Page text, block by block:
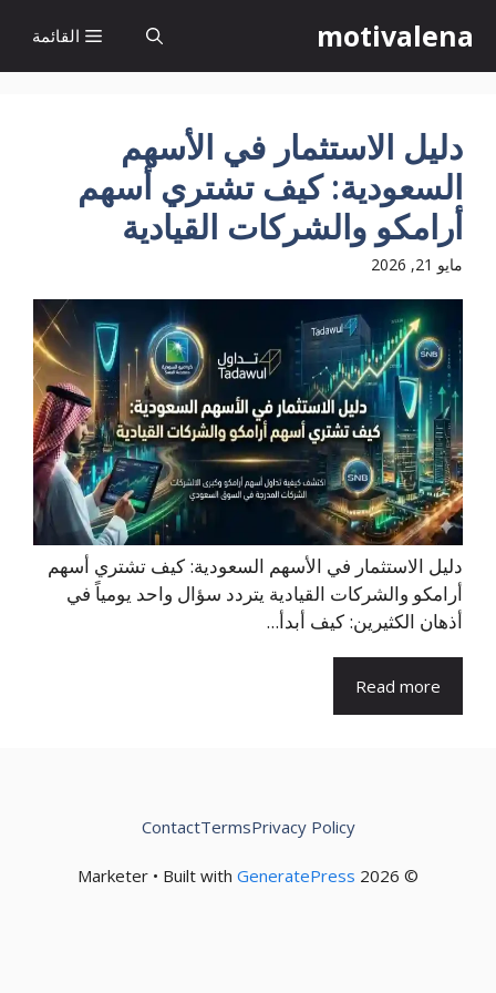
إلى
المحتوى
motivalena القائمة
دليل الاستثمار في الأسهم
السعودية: كيف تشتري أسهم
أرامكو والشركات القيادية
مايو 21, 2026
دليل الاستثمار في الأسهم السعودية: كيف تشتري أسهم
أرامكو والشركات القيادية يتردد سؤال واحد يومياً في
أذهان الكثيرين: كيف أبدأ...
Read more
© 2026 Marketer • Built with
GeneratePress
Privacy Policy
Terms
Contact